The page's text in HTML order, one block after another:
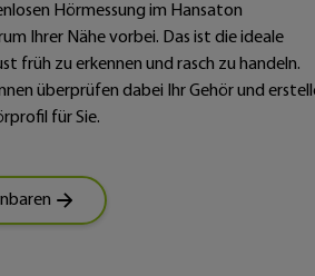
Hörmessung im Hansaton
Ihrer Nähe vorbei. Das ist die ideale
früh zu erkennen und rasch zu handeln.
überprüfen dabei Ihr Gehör und
für Sie.